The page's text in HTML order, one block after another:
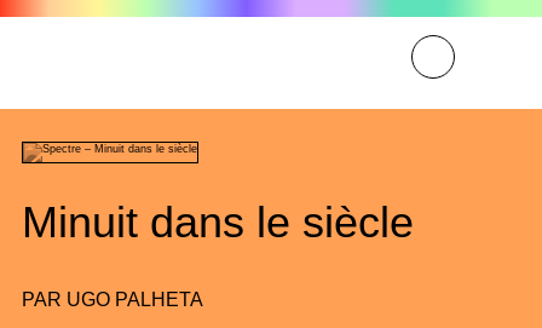
Minuit dans le siècle
PAR UGO PALHETA